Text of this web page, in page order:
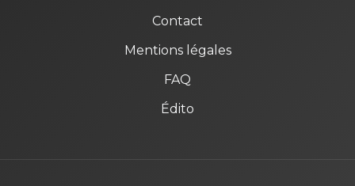
Contact
Mentions légales
FAQ
Édito